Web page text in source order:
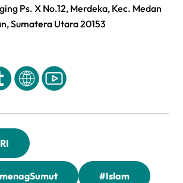
Ps. X No.12, Merdeka, Kec. Medan
Sumatera Utara 20153
#Islam